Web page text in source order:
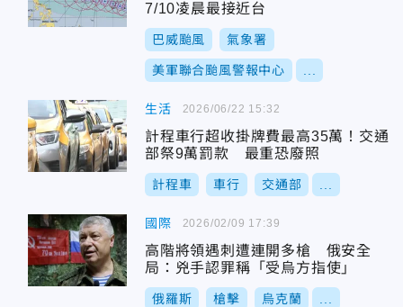
7/10凌晨最接近台
巴威颱風 氣象署
美軍聯合颱風警報中心
生活
計程車行超收掛牌費最高35萬！交通
部祭9萬罰款 最重恐廢照
計程車 車行 交通部
2026/06/22 15:32
國際
高階將領遇刺遭連開多槍 俄安全
局：兇手認罪稱「受烏方指使」
俄羅斯 槍擊 烏克蘭
2026/02/09 17:39